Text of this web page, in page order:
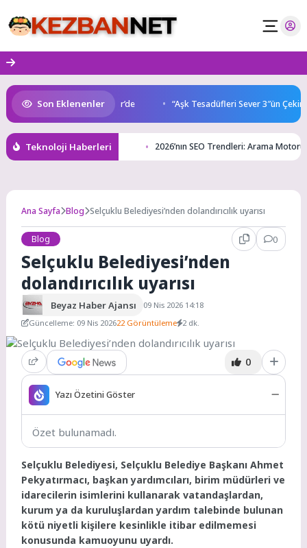
to
content
Son Eklenenler
Buluşmaları gençleri İzmir’de “Aşk Tesadüfleri Sever 3″ün
Teknoloji Haberleri 2026’nın SEO Trendleri: Arama
Ana Sayfa Blog Selçuklu Belediyesi’nden dolandırıcılık uyarısı
Blog 0
Selçuklu Belediyesi’nden
dolandırıcılık uyarısı
Beyaz Haber Ajansı
09 Nis 2026 14:18
Güncelleme: 09 Nis 202622 Görüntüleme 2 dk.
0
Yazı Özetini Göster
Özet bulunamadı.
Selçuklu Belediyesi, Selçuklu Belediye Başkanı Ahmet
Pekyatırmacı, başkan yardımcıları, birim müdürleri ve
idarecilerin isimlerini kullanarak vatandaşlardan,
kurum ya da kuruluşlardan yardım talebinde bulunan
kötü niyetli kişilere kesinlikle itibar edilmemesi
konusunda kamuoyunu uyardı.